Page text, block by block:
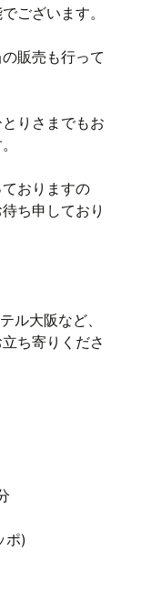
ございます。
販売も行って
りさまでもお
おりますの
ち申しており
ル大阪など、
ち寄りくださ
ポ)